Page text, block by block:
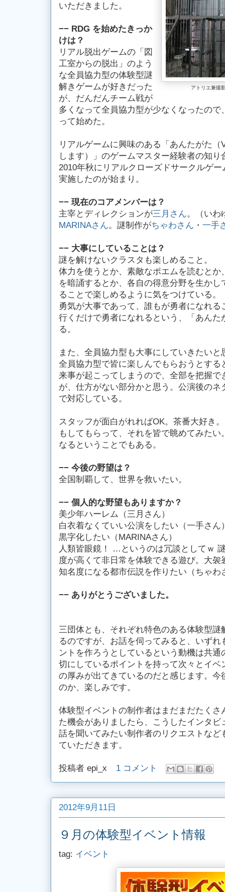
アトリエ兼撮
いただきました。
−− RDG を始めたきっか
けは？
リアル脱出ゲームの「図
工室からの脱出」のよう
な全員協力型の体験型謎
解きゲームが好きだった
が、だんだんチーム戦が
多くなって全員協力型が少なくなったの
って始めた。
リアルゲームに興味のある「あんたがた
します）」のゲームマスター経験者の知り
2010年秋にリアルクローズドサークルゲ
実施したのが始まり。
−− 現在のコアメンバーは？
主宰とディレクションが三月さん。（いわ
MARINAさん。謎制作がちゃわさん ・ 一手
−− 大事にしていることは？
謎を解けないクラスタも楽しめること。
体力を使うとか、素敵なポエムを読むと
を暗誦するとか、各自の得意分野を生か
ることで楽しめるように気をつけている。
勇気が大事であって、誰もが勇者になれ
行くだけで勇者になれるという、「あんた
る。
また、全員協力型も大事にしていきたいと
全員協力型で皆に楽しんでもらおうとす
来事が起こってしまうので、全部を把握
が、仕方がない部分かと思う。公演後の
で対応している。
スタッフが面白がれればOK。茶番大好き
もしてもらって、それを皆で眺めてみた
なるということでもある。
−− 今後の野望は？
全国制覇して、世界を救いたい。
−− 個人的な野望もありますか？
美少年ハーレム（三月さん）
白衣着なくていい公演をしたい（一手さん
黒字化したい（MARINAさん）
人類皆眼鏡！ …というのは冗談としてｗ
度が高くて非日常を体験できる遊び。大
知名度になる都市伝説を作りたい（ちゃわ
−− ありがとうございました。
三団体とも、それぞれ特色のある体験型
るのですが、お話を伺ってみると、いず
ントを作ろうとしているという動機は共
切にしているポイントを持って次々とイ
の厚みが出てきているのだと感じます。
のか、楽しみです。
体験型イベントの制作者はまだまだたく
た機会がありましたら、こうしたインタ
話を聞いてみたい制作者のリクエストな
ていただきます。
投稿者 epi_x 1 コメント
2012年9月11日
９月の体験型イベント情報
tag: イベント